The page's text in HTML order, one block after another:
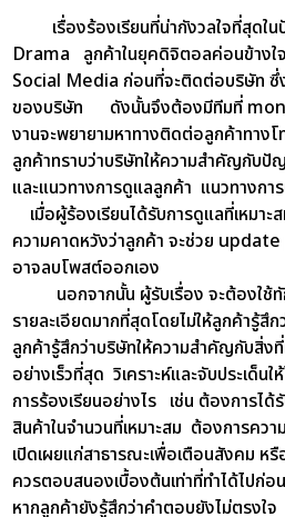
เรื่องร้องเรียนที่น่ากังวลใจที่สุดใ
Drama ลูกค้าในยุคดิจิตอลค่อนข้างใ
Social Media ก่อนที่จะติดต่อบริษัท
ของบริษัท ดังนั้นจึงต้องมีทีมที่
งานจะพยายามหาทางติดต่อลูกค้าทาง
ลูกค้าทราบว่าบริษัทให้ความสำคัญกับ
และแนวทางการดูแลลูกค้า แนวทางก
เมื่อผู้ร้องเรียนได้รับการดูแลที่เหมาะ
ความคาดหวังว่าลูกค้า จะช่วย
อาจลบโพสต์ออกเอง
นอกจากนั้น ผู้รับเรื่อง จะต้องใช้ทั
รายละเอียดมากที่สุดโดยไม่ให้ลูกค้ารู้สึ
ลูกค้ารู้สึกว่าบริษัทให้ความสำคัญกับสิ่งที่
อย่างเร็วที่สุด วิเคราะห์และจับประเด็น
การร้องเรียนอย่างไร เช่น ต้องการไ
สินค้าในจำนวนที่เหมาะสม ต้องการคว
เปิดเผยแก่สาธารณะเพื่อเตือนสังคม ห
ควรตอบสนองเบื้องต้นเท่าที่ทำได้ไปก่อ
หากลูกค้ายังรู้สึกว่าคำตอบยังไม่ตรงใ